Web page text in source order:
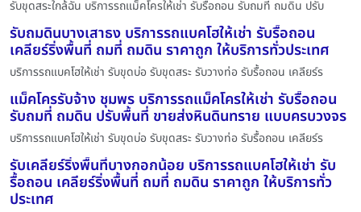
รับขุดสระใกล้ฉัน บริการรถแม็คโครให้เช่า รับรื้อถอน รับถมที่ ถมดิน ปรับ
รับถมดินบางเสาธง บริการรถแบคโฮให้เช่า รับรื้อถอน
เคลียร์ริ่งพื้นที่ ถมที่ ถมดิน ราคาถูก ให้บริการทั่วประเทศ
บริการรถแบคโฮให้เช่า รับขุดบ่อ รับขุดสระ รับวางท่อ รับรื้อถอน เคลียร์ร
แม็คโครรับจ้าง ชุมพร บริการรถแม็คโครให้เช่า รับรื้อถอน
รับถมที่ ถมดิน ปรับพื้นที่ ขายส่งหินดินทราย แบบครบวงจร
บริการรถแบคโฮให้เช่า รับขุดบ่อ รับขุดสระ รับวางท่อ รับรื้อถอน เคลียร์ร
รับเคลียร์ริ่งพื้นที่บางกอกน้อย บริการรถแบคโฮให้เช่า รับ
รื้อถอน เคลียร์ริ่งพื้นที่ ถมที่ ถมดิน ราคาถูก ให้บริการทั่ว
ประเทศ